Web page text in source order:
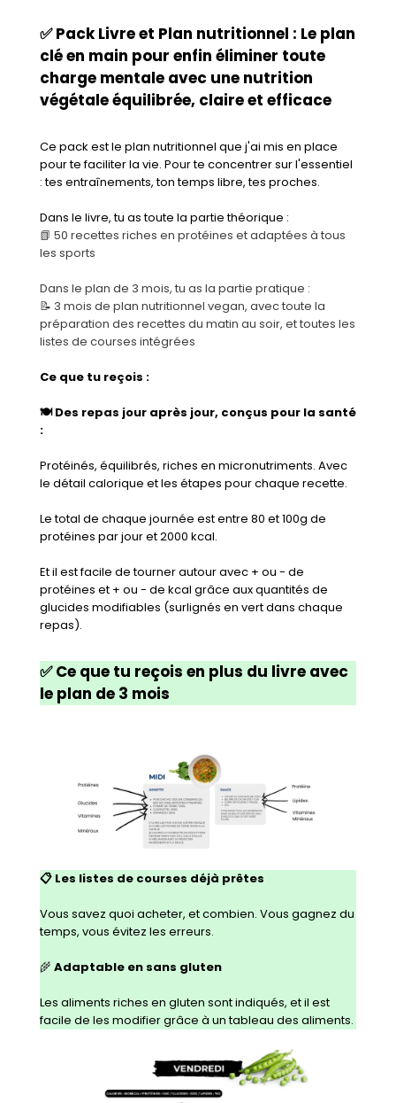
✅ Pack Livre et Plan nutritionnel : Le plan
clé en main pour enfin éliminer toute
charge mentale avec une nutrition
végétale équilibrée, claire et efficace
Ce pack est le plan nutritionnel que j'ai mis en place
pour te faciliter la vie. Pour te concentrer sur l'essentiel
: tes entraînements, ton temps libre, tes proches.
Dans le livre, tu as toute la partie théorique :
📗 50 recettes riches en protéines et adaptées à tous
les sports
Dans le plan de 3 mois, tu as la partie pratique :
📝 3 mois de plan nutritionnel vegan, avec toute la
préparation des recettes du matin au soir, et toutes les
listes de courses intégrées
Ce que tu reçois :
🍽️ Des repas jour après jour, conçus pour la santé
:
Protéinés, équilibrés, riches en micronutriments. Avec
le détail calorique et les étapes pour chaque recette.
Le total de chaque journée est entre 80 et 100g de
protéines par jour et 2000 kcal.
Et il est facile de tourner autour avec + ou - de
protéines et + ou - de kcal grâce aux quantités de
glucides modifiables (surlignés en vert dans chaque
repas).
✅ Ce que tu reçois en plus du livre avec
le plan de 3 mois
📋 Les listes de courses déjà prêtes
Vous savez quoi acheter, et combien. Vous gagnez du
temps, vous évitez les erreurs.
🌾Adaptable en sans gluten
Les aliments riches en gluten sont indiqués, et il est
facile de les modifier grâce à un tableau des aliments.